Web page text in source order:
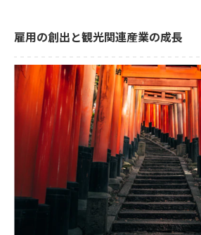
雇用の創出と観光関連産業の成長